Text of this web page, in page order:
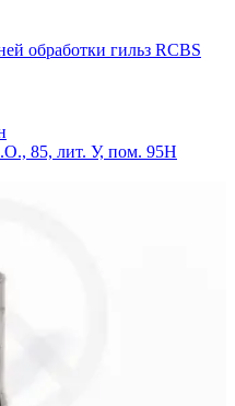
обработки гильз RCBS
85, лит. У, пом. 95Н